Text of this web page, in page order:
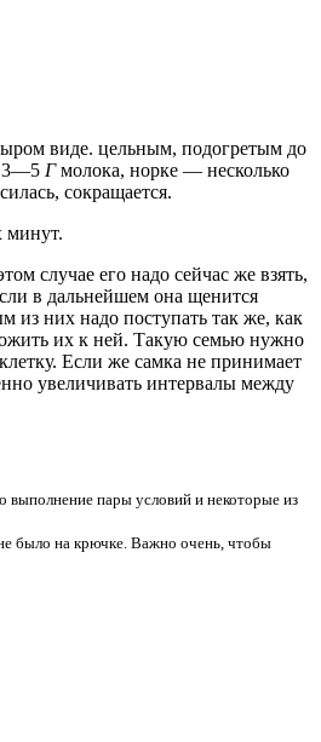
виде. цельным, подогретым до
3—5 Гмолока, норке — несколько
сокращается.
минут.
случае его надо сейчас же взять,
в дальнейшем она щенится
из них надо поступать так же, как
их к ней. Такую семью нужно
Если же самка не принимает
увеличивать интервалы между
выполнение пары условий и некоторые из
было на крючке. Важно очень, чтобы